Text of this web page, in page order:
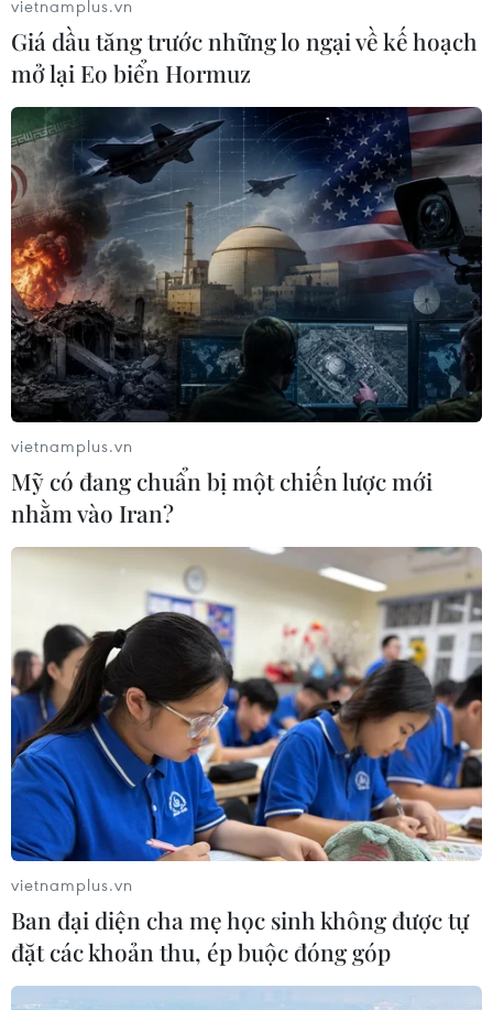
vietnamplus.vn
Giá dầu tăng trước những lo ngại về kế hoạch
mở lại Eo biển Hormuz
vietnamplus.vn
Mỹ có đang chuẩn bị một chiến lược mới
nhằm vào Iran?
vietnamplus.vn
Ban đại diện cha mẹ học sinh không được tự
đặt các khoản thu, ép buộc đóng góp